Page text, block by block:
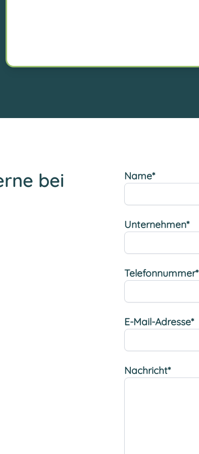
bei
Name*
Unternehmen*
Telefonnummer*
E-Mail-Adresse*
Nachricht*